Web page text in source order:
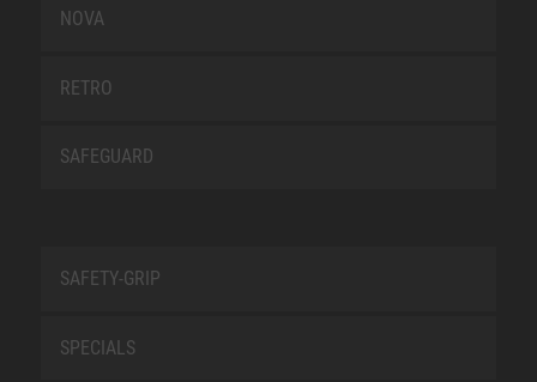
NOVA
RETRO
SAFEGUARD
SAFETY-GRIP
SPECIALS